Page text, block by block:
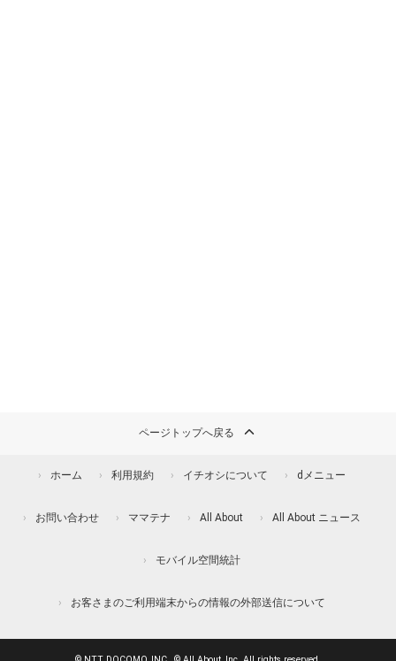
ページトップへ戻る
ホーム 利用規約 イチオシについて dメニュー
お問い合わせ ママテナ All About All About ニュース
モバイル空間統計
お客さまのご利用端末からの情報の外部送信について